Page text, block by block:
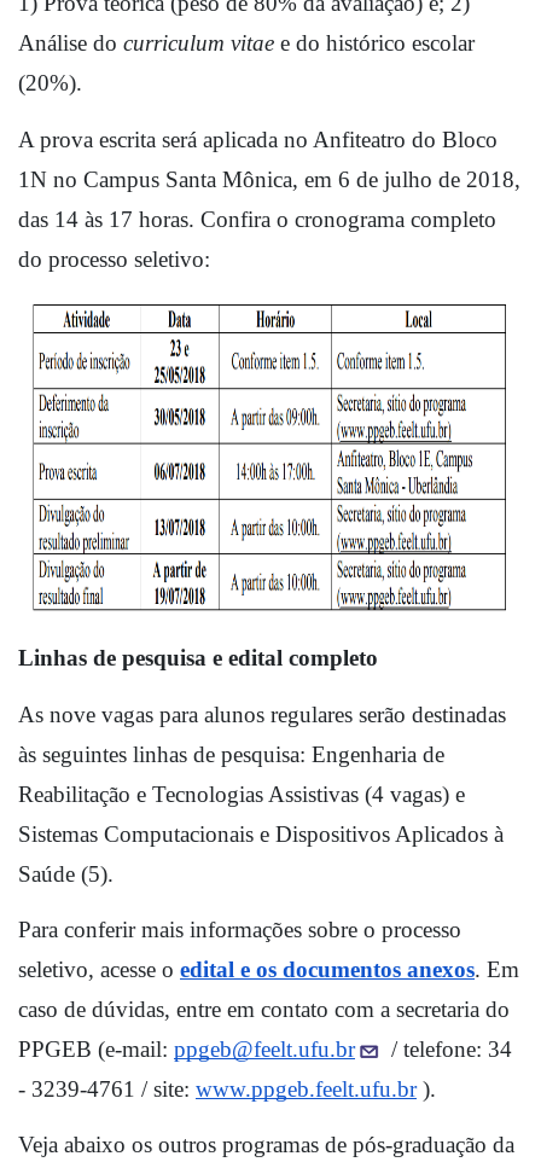
Análise do curriculum vitae e do histórico escolar
(20%).
A prova escrita será aplicada no Anfiteatro do Bloco
1N no Campus Santa Mônica, em 6 de julho de 2018,
das 14 às 17 horas. Confira o cronograma completo
do processo seletivo:
Linhas de pesquisa e edital completo
As nove vagas para alunos regulares serão destinadas
às seguintes linhas de pesquisa: Engenharia de
Reabilitação e Tecnologias Assistivas (4 vagas) e
Sistemas Computacionais e Dispositivos Aplicados à
Saúde (5).
Para conferir mais informações sobre o processo
seletivo, acesse o edital e os documentos anexos. Em
caso de dúvidas, entre em contato com a secretaria do
PPGEB (e-mail: ppgeb@feelt.ufu.br
/ telefone: 34
- 3239-4761 / site: www.ppgeb.feelt.ufu.br ).
Veja abaixo os outros programas de pós-graduação da